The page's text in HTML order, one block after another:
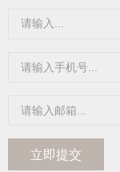
立即提交